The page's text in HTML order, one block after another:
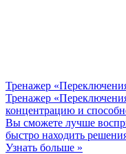
Тренажер
Тренажер
концентрацию и
Вы сможете лучше
быстро находить
Узнать больше »